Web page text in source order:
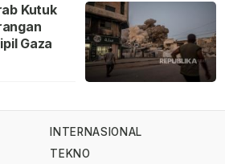
Kutuk
Gaza
INTERNASIONAL
TEKNO